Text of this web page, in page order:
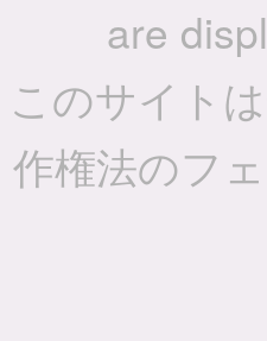
are
このサイト
作権法のフ